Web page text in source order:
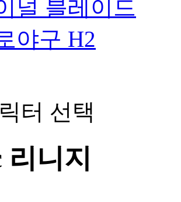
널 블레이드
야구 H2
터 선택
리니지